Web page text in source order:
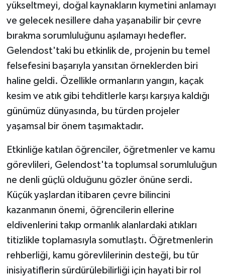
yükseltmeyi, doğal kaynakların kıymetini anlamayı
ve gelecek nesillere daha yaşanabilir bir çevre
bırakma sorumluluğunu aşılamayı hedefler.
Gelendost'taki bu etkinlik de, projenin bu temel
felsefesini başarıyla yansıtan örneklerden biri
haline geldi. Özellikle ormanların yangın, kaçak
kesim ve atık gibi tehditlerle karşı karşıya kaldığı
günümüz dünyasında, bu türden projeler
yaşamsal bir önem taşımaktadır.
Etkinliğe katılan öğrenciler, öğretmenler ve kamu
görevlileri, Gelendost'ta toplumsal sorumluluğun
ne denli güçlü olduğunu gözler önüne serdi.
Küçük yaşlardan itibaren çevre bilincini
kazanmanın önemi, öğrencilerin ellerine
eldivenlerini takıp ormanlık alanlardaki atıkları
titizlikle toplamasıyla somutlaştı. Öğretmenlerin
rehberliği, kamu görevlilerinin desteği, bu tür
inisiyatiflerin sürdürülebilirliği için hayati bir rol